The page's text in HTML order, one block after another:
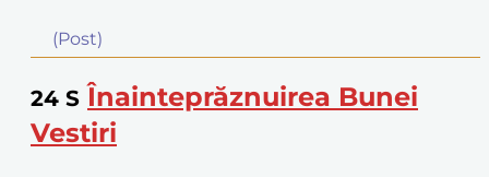
(Post)
24 S Înainteprăznuirea Bunei
Vestiri